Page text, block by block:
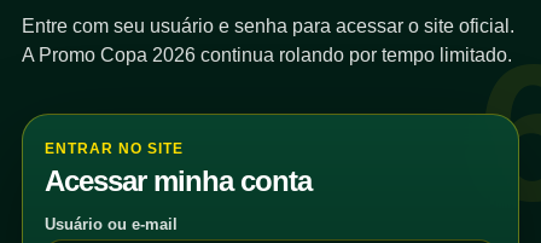
Entre com seu usuário e senha para acessar o site oficial.
A Promo Copa 2026 continua rolando por tempo limitado.
ENTRAR NO SITE
Acessar minha conta
Usuário ou e-mail